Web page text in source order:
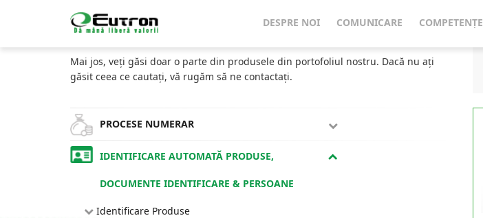
DESPRE NOI COMUNICARE COMPETENȚE
Home
CATALOG
Mai jos, veți găsi doar o parte din produsele din portofoliul nostru. Dacă nu ați
găsit ceea ce cautați, vă rugăm să ne contactați.
PROCESE NUMERAR
IDENTIFICARE AUTOMATĂ PRODUSE,
DOCUMENTE IDENTIFICARE & PERSOANE
Identificare Produse